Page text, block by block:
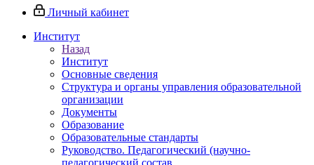
Личный кабинет
Институт
Назад
Институт
Основные сведения
Структура и органы управления образовательной
организации
Документы
Образование
Образовательные стандарты
Руководство. Педагогический (научно-
педагогический состав